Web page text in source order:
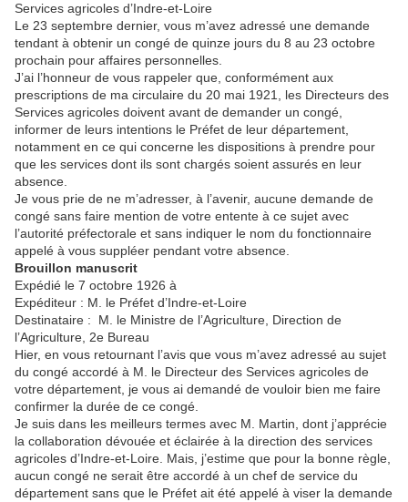
Services agricoles d’Indre-et-Loire
Le 23 septembre dernier, vous m’avez adressé une demande
tendant à obtenir un congé de quinze jours du 8 au 23 octobre
prochain pour affaires personnelles.
J’ai l’honneur de vous rappeler que, conformément aux
prescriptions de ma circulaire du 20 mai 1921, les Directeurs des
Services agricoles doivent avant de demander un congé,
informer de leurs intentions le Préfet de leur département,
notamment en ce qui concerne les dispositions à prendre pour
que les services dont ils sont chargés soient assurés en leur
absence.
Je vous prie de ne m’adresser, à l’avenir, aucune demande de
congé sans faire mention de votre entente à ce sujet avec
l’autorité préfectorale et sans indiquer le nom du fonctionnaire
appelé à vous suppléer pendant votre absence.
Brouillon manuscrit
Expédié le 7 octobre 1926 à
Expéditeur : M. le Préfet d’Indre-et-Loire
Destinataire : M. le Ministre de l’Agriculture, Direction de
l’Agriculture, 2e Bureau
Hier, en vous retournant l’avis que vous m’avez adressé au sujet
du congé accordé à M. le Directeur des Services agricoles de
votre département, je vous ai demandé de vouloir bien me faire
confirmer la durée de ce congé.
Je suis dans les meilleurs termes avec M. Martin, dont j’apprécie
la collaboration dévouée et éclairée à la direction des services
agricoles d’Indre-et-Loire. Mais, j’estime que pour la bonne règle,
aucun congé ne serait être accordé à un chef de service du
département sans que le Préfet ait été appelé à viser la demande